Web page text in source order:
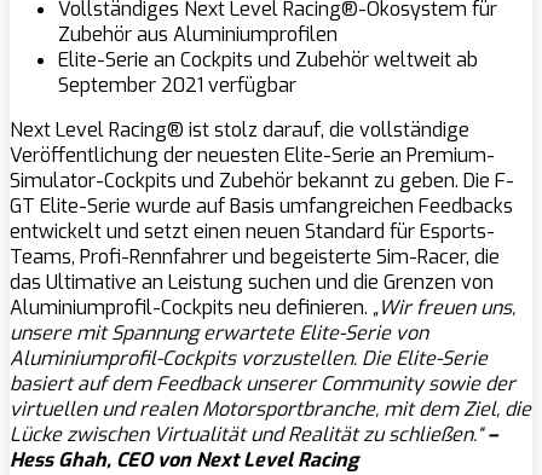
Vollständiges Next Level Racing®-Ökosystem für
Zubehör aus Aluminiumprofilen
Elite-Serie an Cockpits und Zubehör weltweit ab
September 2021 verfügbar
Next Level Racing® ist stolz darauf, die vollständige
Veröffentlichung der neuesten Elite-Serie an Premium-
Simulator-Cockpits und Zubehör bekannt zu geben. Die F-
GT Elite-Serie wurde auf Basis umfangreichen Feedbacks
entwickelt und setzt einen neuen Standard für Esports-
Teams, Profi-Rennfahrer und begeisterte Sim-Racer, die
das Ultimative an Leistung suchen und die Grenzen von
Aluminiumprofil-Cockpits neu definieren. „Wir freuen uns,
unsere mit Spannung erwartete Elite-Serie von
Aluminiumprofil-Cockpits vorzustellen. Die Elite-Serie
basiert auf dem Feedback unserer Community sowie der
virtuellen und realen Motorsportbranche, mit dem Ziel, die
Lücke zwischen Virtualität und Realität zu schließen.“–
Hess Ghah, CEO von Next Level Racing